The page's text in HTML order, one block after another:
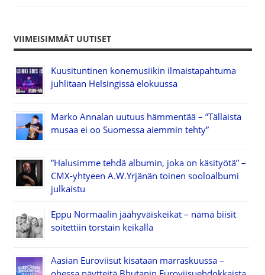
VIIMEISIMMÄT UUTISET
Kuusituntinen konemusiikin ilmaistapahtuma
juhlitaan Helsingissä elokuussa
Marko Annalan uutuus hämmentää – ”Tällaista
musaa ei oo Suomessa aiemmin tehty”
”Halusimme tehdä albumin, joka on käsityötä” –
CMX-yhtyeen A.W.Yrjänän toinen sooloalbumi
julkaistu
Eppu Normaalin jäähyväiskeikat – nämä biisit
soitettiin torstain keikalla
Aasian Euroviisut kisataan marraskuussa –